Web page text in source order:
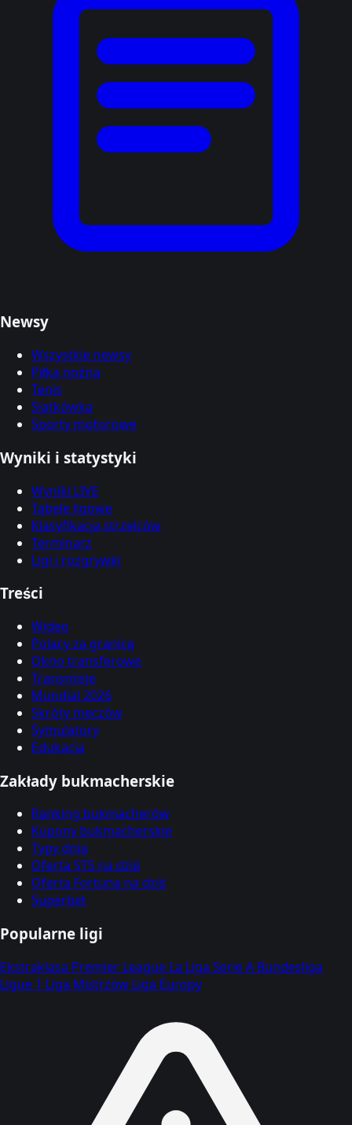
Newsy
Wszystkie newsy
Piłka nożna
Tenis
Siatkówka
Sporty motorowe
Wyniki i statystyki
Wyniki LIVE
Tabele ligowe
Klasyfikacja strzelców
Terminarz
Ligi i rozgrywki
Treści
Wideo
Polacy za granicą
Okno transferowe
Transmisje
Mundial 2026
Skróty meczów
Symulatory
Edukacja
Zakłady bukmacherskie
Ranking bukmacherów
Kupony bukmacherskie
Typy dnia
Oferta STS na dziś
Oferta Fortuna na dziś
Superbet
Popularne ligi
Ekstraklasa Premier League La Liga Serie A Bundesliga
Ligue 1 Liga Mistrzów Liga Europy